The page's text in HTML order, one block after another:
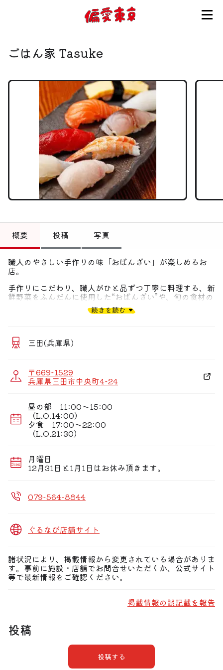
使い方
ログイン
会員登録
お知らせ
トップ
偏愛コミュニティ
偏愛記事
偏愛スポット
ごはん家 Tasuke
概要 投稿 写真
職人のやさしい手作りの味「おばんざい」が楽しめるお
店。
手作りにこだわり、職人がひと品ずつ丁寧に料理する、新
鮮野菜をふんだんに使用した“おばんざい”や、旬の食材の
美味しさを最大限に引き出した“おかず”は身体にもうれし
いものばかり。落ち着いた店内は、少人数での食事や大切
続きを読む
三田(兵庫県)
〒669-1529
兵庫県三田市中央町4-24
昼の部 11:00〜15:00
（L.O.14:00）
夕食 17:00〜22:00
（L.O.21:30）
月曜日
12月31日と1月1日はお休み頂きます。
079-564-8844
ぐるなび店舗サイト
諸状況により、掲載情報から変更されている場合がありま
す。事前に施設・店舗でお問合せいただくか、公式サイト
等で最新情報をご確認ください。
掲載情報の誤記載を報告
投稿
投稿する